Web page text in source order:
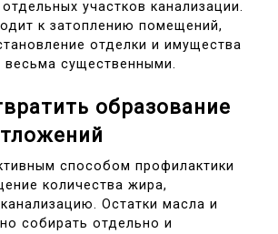
участков канализации.
к затоплению помещений,
отделки и имущества
весьма существенными.
образование
способом профилактики
количества жира,
Остатки масла и
собирать отдельно и